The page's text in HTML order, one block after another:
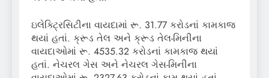
ઇલેક્ટ્રિસિટીના વાયદામાં રૂ. 31.77 કરોડનાં કામકાજ
થયાં હતાં. ક્રૂડ તેલ અને ક્રૂડ તેલ-મિનીના
વાયદાઓમાં રૂ. 4535.32 કરોડનાં કામકાજ થયાં
હતાં. નેચરલ ગેસ અને નેચરલ ગેસ-મિનીના